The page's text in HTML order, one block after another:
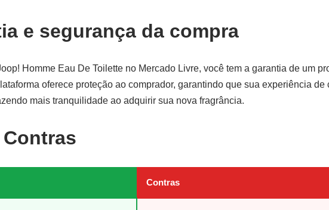
e segurança da compra
Homme Eau De Toilette no Mercado Livre, você tem a garantia de um
oferece proteção ao comprador, garantindo que sua experiência de
mais tranquilidade ao adquirir sua nova fragrância.
Contras